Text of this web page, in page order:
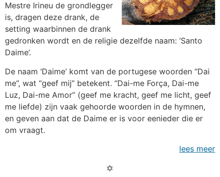
Mestre Irineu de grondlegger
is, dragen deze drank, de
setting waarbinnen de drank
gedronken wordt en de religie dezelfde naam: ‘Santo
Daime’.
De naam ‘Daime’ komt van de portugese woorden “Dai
me”, wat “geef mij” betekent. “Dai-me Força, Dai-me
Luz, Dai-me Amor” (geef me kracht, geef me licht, geef
me liefde) zijn vaak gehoorde woorden in de hymnen,
en geven aan dat de Daime er is voor eenieder die er
om vraagt.
lees meer